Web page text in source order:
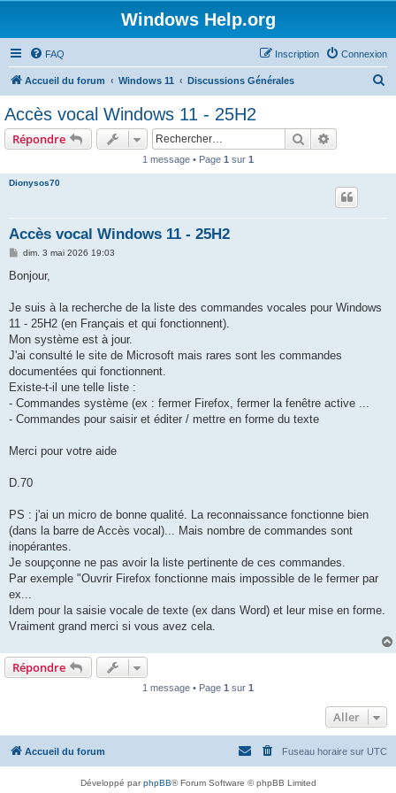
Windows Help.org
FAQ Connexion
Inscription
Accueil du forum Windows 11 Discussions Générales
Accès vocal Windows 11 - 25H2
Répondre Rechercher
1 message • Page 1 sur 1
Dionysos70
Accès vocal Windows 11 - 25H2
M
s
g
dim. 3 mai 2026 19:03
Bonjour,
Je suis à la recherche de la liste des commandes vocales pour Windows
11 - 25H2 (en Français et qui fonctionnent).
Mon système est à jour.
J'ai consulté le site de Microsoft mais rares sont les commandes
documentées qui fonctionnent.
Existe-t-il une telle liste :
- Commandes système (ex : fermer Firefox, fermer la fenêtre active ...
- Commandes pour saisir et éditer / mettre en forme du texte
Merci pour votre aide
D.70
PS : j'ai un micro de bonne qualité. La reconnaissance fonctionne bien
(dans la barre de Accès vocal)... Mais nombre de commandes sont
inopérantes.
Je soupçonne ne pas avoir la liste pertinente de ces commandes.
Par exemple "Ouvrir Firefox fonctionne mais impossible de le fermer par
ex...
Idem pour la saisie vocale de texte (ex dans Word) et leur mise en forme.
Vraiment grand merci si vous avez cela.
Répondre
1 message • Page 1 sur 1
Aller
Accueil du forum Fuseau horaire sur UTC
Développé parphpBB® Forum Software © phpBB Limited